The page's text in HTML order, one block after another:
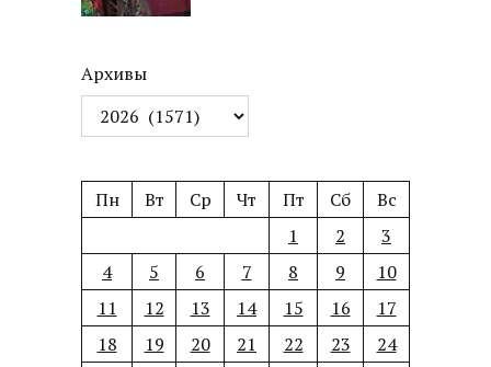
Архивы
Пн Вт Ср Чт Пт Сб
Вс
1
2
3
4
5 6 7 8 9
10
11
12 13 14 15 16
17
18
19 20 21 22 23
24